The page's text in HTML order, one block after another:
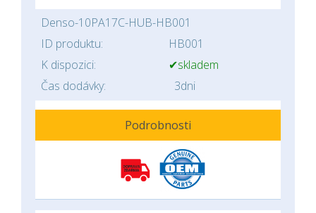
Denso-10PA17C-HUB-HB001
ID produktu:
HB001
K dispozici:
✔skladem
Čas dodávky:
3dni
Podrobnosti